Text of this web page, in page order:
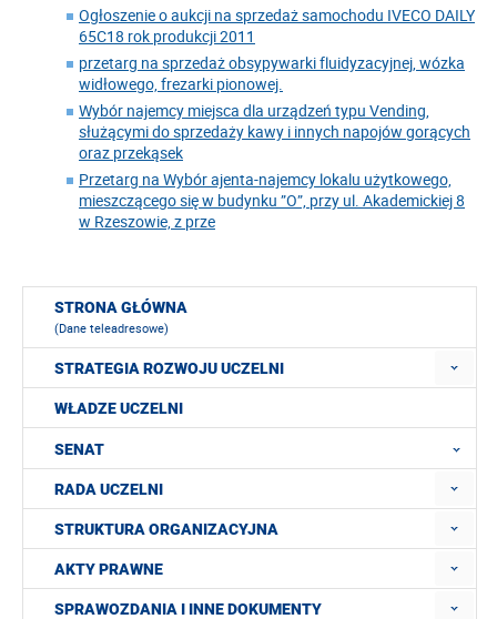
Ogłoszenie o aukcji na sprzedaż samochodu IVECO DAILY
65C18 rok produkcji 2011
przetarg na sprzedaż obsypywarki fluidyzacyjnej, wózka
widłowego, frezarki pionowej.
Wybór najemcy miejsca dla urządzeń typu Vending,
służącymi do sprzedaży kawy i innych napojów gorących
oraz przekąsek
Przetarg na Wybór ajenta-najemcy lokalu użytkowego,
mieszczącego się w budynku ”O”, przy ul. Akademickiej 8
w Rzeszowie, z prze
STRONA GŁÓWNA
(Dane teleadresowe)
STRATEGIA ROZWOJU UCZELNI
WŁADZE UCZELNI
SENAT
RADA UCZELNI
STRUKTURA ORGANIZACYJNA
AKTY PRAWNE
SPRAWOZDANIA I INNE DOKUMENTY